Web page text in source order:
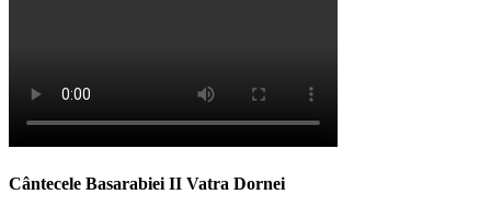
Cântecele Basarabiei II Vatra Dornei